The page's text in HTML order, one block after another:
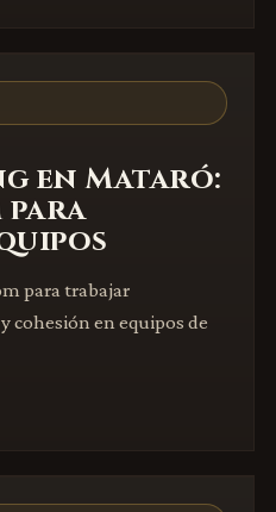
en Mataró:
para
para trabajar
cohesión en equipos de